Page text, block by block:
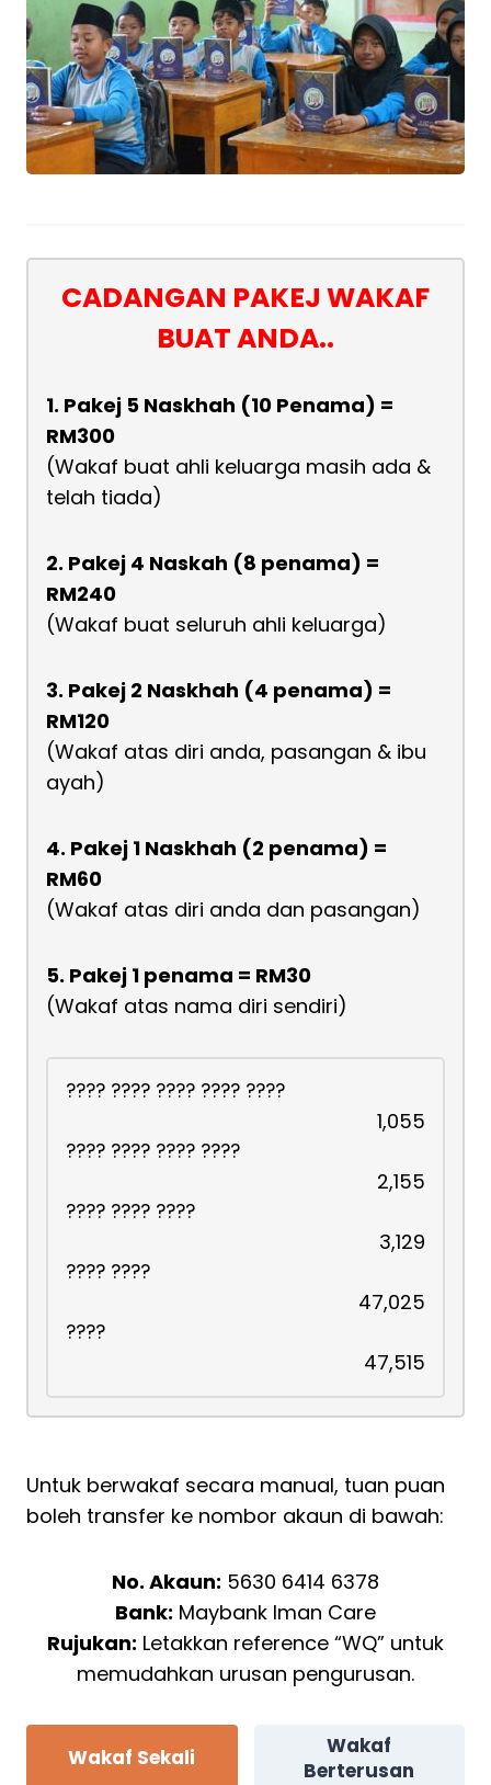
CADANGAN PAKEJ WAKAF
BUAT ANDA..
1. Pakej 5 Naskhah (10 Penama) =
RM300
(Wakaf buat ahli keluarga masih ada &
telah tiada)
2. Pakej 4 Naskah (8 penama) =
RM240
(Wakaf buat seluruh ahli keluarga)
3. Pakej 2 Naskhah (4 penama) =
RM120
(Wakaf atas diri anda, pasangan & ibu
ayah)
4. Pakej 1 Naskhah (2 penama) =
RM60
(Wakaf atas diri anda dan pasangan)
5. Pakej 1 penama = RM30
(Wakaf atas nama diri sendiri)
???? ???? ???? ???? ????
1,055
???? ???? ???? ????
2,155
???? ???? ????
3,129
???? ????
47,025
????
47,515
Untuk berwakaf secara manual, tuan puan
boleh transfer ke nombor akaun di bawah:
No. Akaun: 5630 6414 6378
Bank: Maybank Iman Care
Rujukan: Letakkan reference “WQ” untuk
memudahkan urusan pengurusan.
Wakaf Sekali
Wakaf
Berterusan